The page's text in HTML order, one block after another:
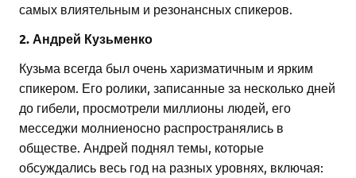
самых влиятельным и резонансных спикеров.
2. Андрей Кузьменко
Кузьма всегда был очень харизматичным и ярким
спикером. Его ролики, записанные за несколько дней
до гибели, просмотрели миллионы людей, его
месседжи молниеносно распространялись в
обществе. Андрей поднял темы, которые
обсуждались весь год на разных уровнях, включая: